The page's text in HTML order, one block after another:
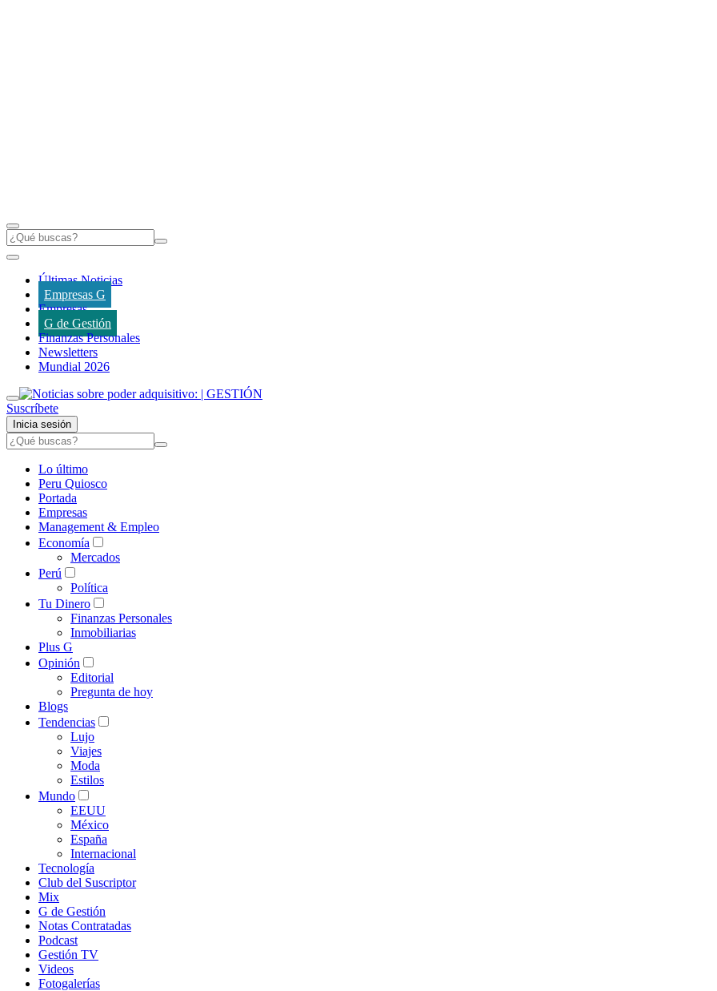
Últimas Noticias
Empresas G
Empresas
G de Gestión
Finanzas Personales
Newsletters
Mundial 2026
Suscríbete
Inicia sesión
Lo último
Peru Quiosco
Portada
Empresas
Management & Empleo
Economía
Mercados
Perú
Política
Tu Dinero
Finanzas Personales
Inmobiliarias
Plus G
Opinión
Editorial
Pregunta de hoy
Blogs
Tendencias
Lujo
Viajes
Moda
Estilos
Mundo
EEUU
México
España
Internacional
Tecnología
Club del Suscriptor
Mix
G de Gestión
Notas Contratadas
Podcast
Gestión TV
Videos
Fotogalerías